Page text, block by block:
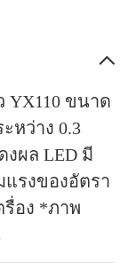
YX110 ขนาด
หว่าง 0.3
งผล LED มี
รงของอัตรา
อง *ภาพ